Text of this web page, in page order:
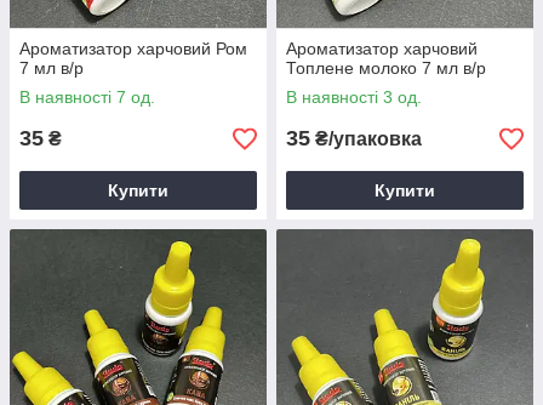
Ароматизатор харчовий Ром
7 мл в/р
В наявності 7 од.
35 ₴
Купити
Ароматизатор харчовий
Топлене молоко 7 мл в/р
В наявності 3 од.
35 ₴/упаковка
Купити